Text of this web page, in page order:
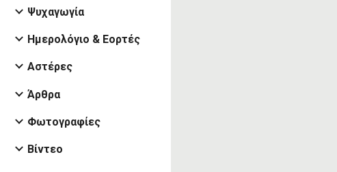
Ψυχαγωγία
Ημερολόγιο & Εορτές
Αστέρες
Άρθρα
Φωτογραφίες
Βίντεο